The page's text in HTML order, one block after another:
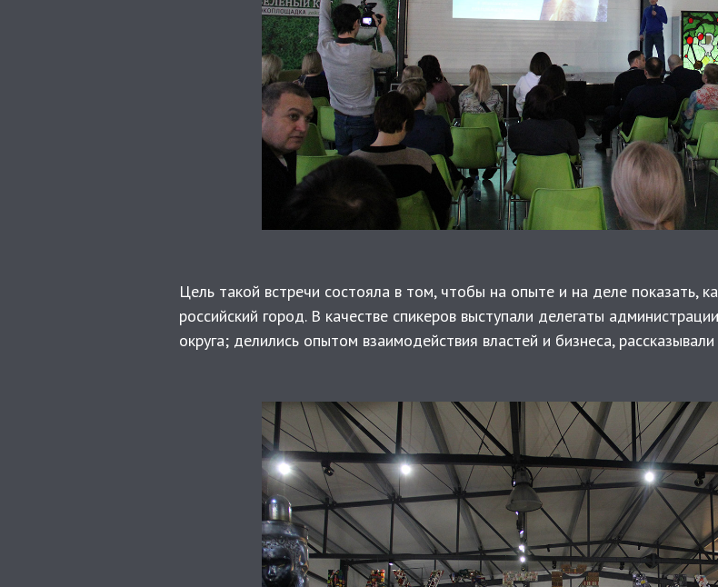
Цель такой встречи состояла в том, чтобы на опыте и на деле показать,
российский город. В качестве спикеров выступали делегаты
округа; делились опытом взаимодействия властей и бизнеса,